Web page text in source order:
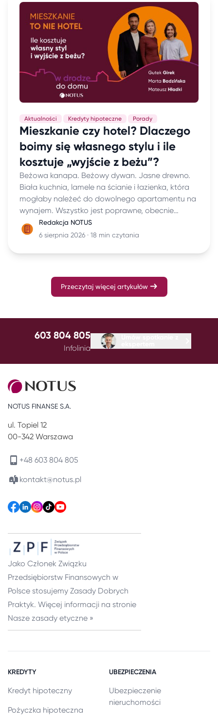
Aktualności Kredyty hipoteczne Porady
Mieszkanie czy hotel? Dlaczego
boimy się własnego stylu i ile
kosztuje „wyjście z beżu”?
Beżowa kanapa. Beżowy dywan. Jasne drewno.
Biała kuchnia, lamele na ścianie i łazienka, która
mogłaby należeć do dowolnego apartamentu na
wynajem. Wszystko jest poprawne, obecnie
modne i bezpieczne. Tylko po kilku minutach
trudno powiedzieć, kto właściwie tutaj mieszka.
Redakcja NOTUS
6 sierpnia 2026 · 18 min czytania
Przeczytaj więcej artykułów
603 804 805
Infolinia
NOTUS FINANSE S.A.
ul. Topiel 12
00-342 Warszawa
+48 603 804 805
kontakt@notus.pl
Jako Członek Związku
Przedsiębiorstw Finansowych w
Polsce stosujemy Zasady Dobrych
Praktyk. Więcej informacji na stronie
Nasze zasady etyczne »
KREDYTY
Kredyt hipoteczny
Pożyczka hipoteczna
UBEZPIECZENIA
Ubezpieczenie
nieruchomości